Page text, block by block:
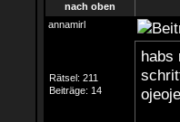
nach oben
annamirl
Rätsel: 211
Beiträge: 14
habs